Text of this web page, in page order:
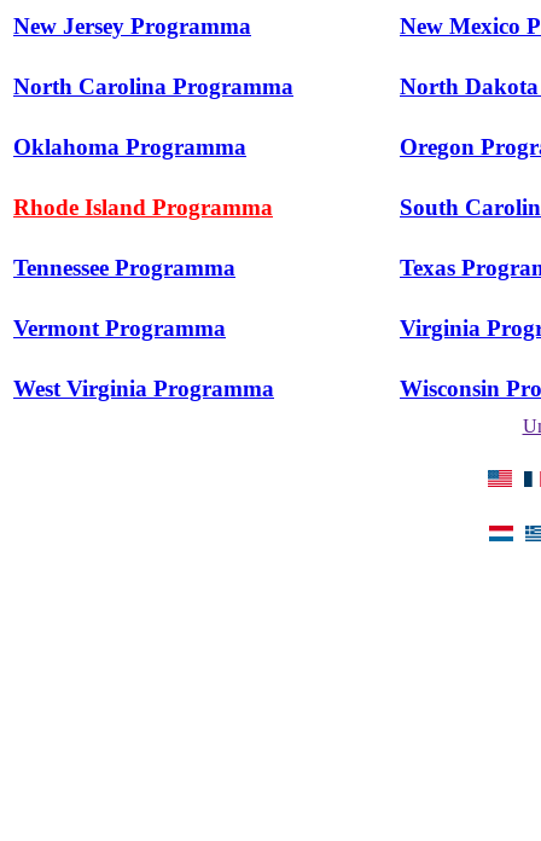
New Jersey Programma New Mexico
North Carolina Programma North
Oklahoma Programma Oregon
Rhode Island Programma South
Tennessee Programma Texas
Vermont Programma Virginia
West Virginia Programma Wisconsin